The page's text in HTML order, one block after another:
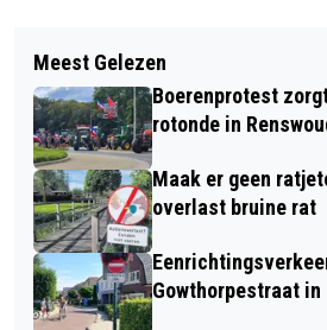
VIER DE NATIONALE
IN DE BIBLIOTHEEK
BRANDWEER BLUST
SCHOORSTEENBRAND
Meest Gelezen
Boerenprotest
rotonde in
Maak er geen
overlast bruine rat
Gowthorpestraat in